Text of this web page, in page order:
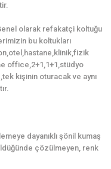
olarak refakatçi koltuğu
bu koltukları
office,2+1,1+1,stüdyo
kişinin oturacak ve aynı
dayanıklı şönil kumaş
çözülmeyen, renk